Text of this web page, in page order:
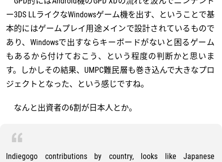
ー3DS LLライクなWindowsゲーム機を出す、ということで基
本的にはゲームプレイ用途メインで設計されているもので
あり、Windowsで出すならキーボードがないと困るゲーム
もあるから付けておこう、という程度の判断かと思いま
す。しかしその結果、UMPC難民層も巻き込んで大きなプロ
ジェクトとなった、という感じですね。
なんと出資者の6割が日本人とか。
Indiegogo contributions by country, looks like Japanese